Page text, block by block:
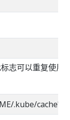
志可以重复使用
.kube/cache"